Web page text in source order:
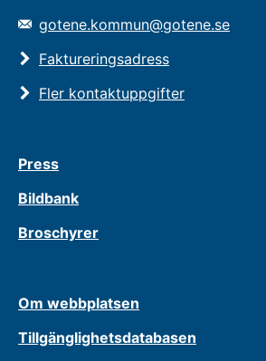
gotene.kommun@gotene.se
Faktureringsadress
Fler kontaktuppgifter
Press
Bildbank
Broschyrer
Om webbplatsen
Tillgänglighetsdatabasen